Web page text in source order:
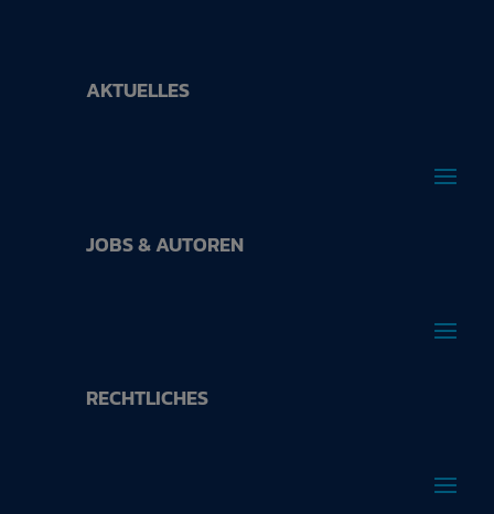
AKTUELLES
JOBS & AUTOREN
RECHTLICHES